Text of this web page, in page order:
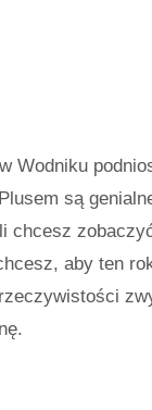
Wodniku
są
chcesz
aby ten